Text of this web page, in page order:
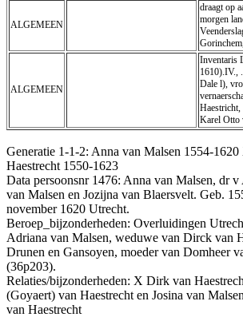
ALGEMEEN
draagt op
morgen
ALGEMEEN
Inventaris
1610).IV.,
Dale l),
Karel Otto
Generatie 1-1-2: Anna van Malsen 1554-
Haestrecht 1550-1623
Data persoonsnr 1476: Anna van Malsen, dr
van Malsen en Jozijna van Blaersvelt. Geb.
november 1620 Utrecht.
Beroep_bijzonderheden: Overluidingen
Adriana van Malsen, weduwe van Dirck van
Drunen en Gansoyen, moeder van Domheer
(36p203).
Relaties/bijzonderheden: X Dirk van
(Goyaert) van Haestrecht en Josina van
van Haestrecht